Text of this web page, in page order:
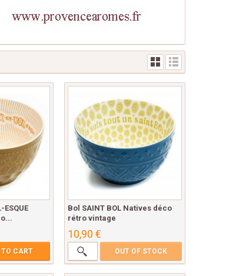
ESQUE
TO CART
Bol SAINT BOL Natives déco
rétro vintage
10,90 €
OUT OF STOCK